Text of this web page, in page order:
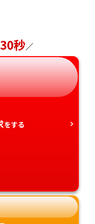
30秒／
をする